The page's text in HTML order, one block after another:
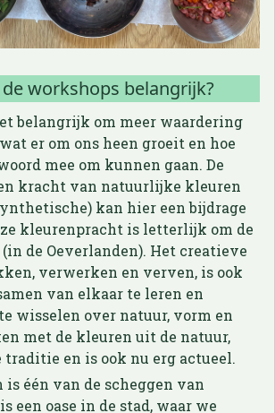
workshops belangrijk?
belangrijk om meer waardering
er om ons heen groeit en hoe
mee om kunnen gaan. De
kracht van natuurlijke kleuren
kan hier een bijdrage
kleurenpracht is letterlijk om de
de Oeverlanden). Het creatieve
verwerken en verven, is ook
van elkaar te leren en
wisselen over natuur, vorm en
met de kleuren uit de natuur,
traditie en is ook nu erg actueel.
is één van de scheggen van
een oase in de stad, waar we